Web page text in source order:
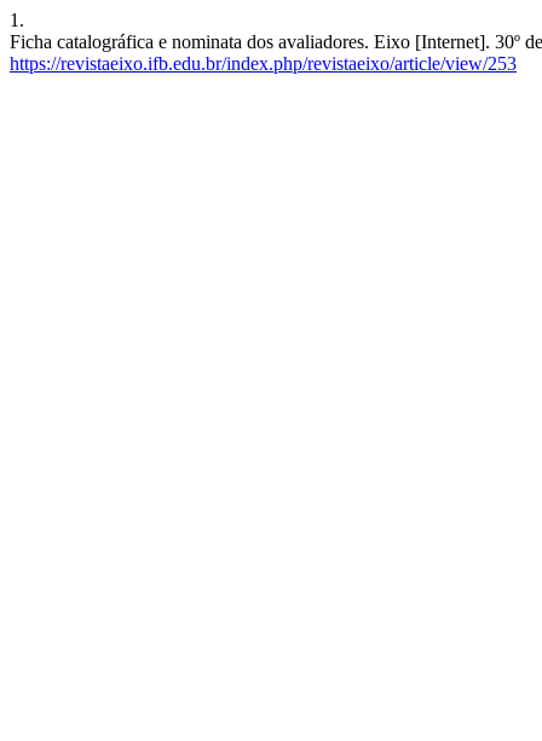
1.
Ficha catalográfica e nominata dos avaliadores. Eixo [Internet]. 30º
https://revistaeixo.ifb.edu.br/index.php/revistaeixo/article/view/253